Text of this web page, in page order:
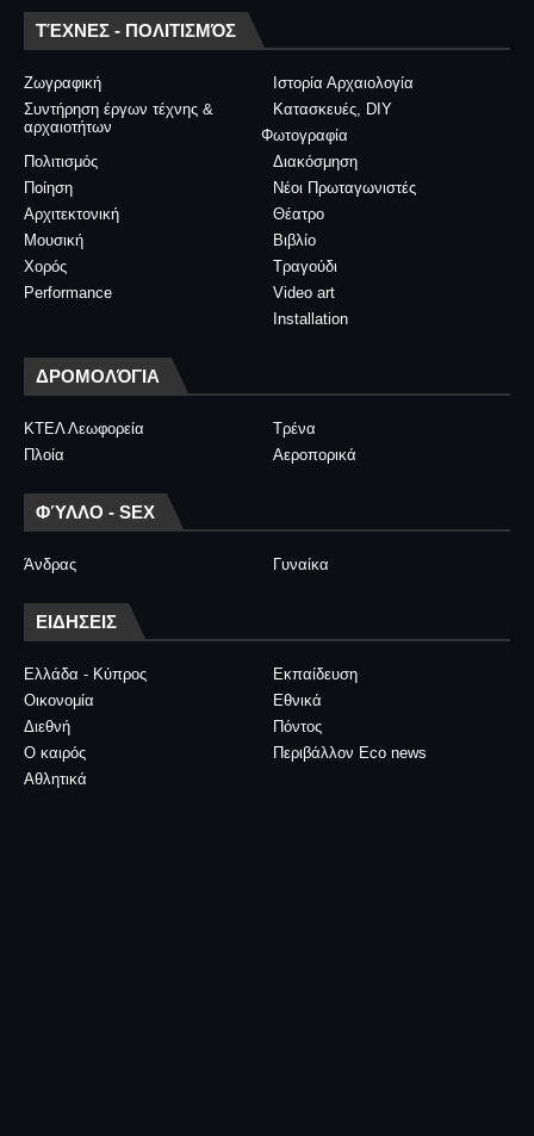
ΤΈΧΝΕΣ - ΠΟΛΙΤΙΣΜΌΣ
Ζωγραφική
Ιστορία Αρχαιολογία
Συντήρηση έργων τέχνης &
αρχαιοτήτων
Κατασκευές, DIY
Φωτογραφία
Διακόσμηση
Πολιτισμός
Νέοι Πρωταγωνιστές
Ποίηση
Θέατρο
Αρχιτεκτονική
Βιβλίο
Μουσική
Τραγούδι
Χορός
Video art
Performance
Installation
ΔΡΟΜΟΛΌΓΙΑ
ΚΤΕΛ Λεωφορεία
Τρένα
Πλοία
Αεροπορικά
ΦΎΛΛΟ - SEX
Άνδρας Γυναίκα
ΕΙΔΗΣΕΙΣ
Ελλάδα - Κύπρος
Εκπαίδευση
Οικονομία
Εθνικά
Διεθνή
Πόντος
Ο καιρός
Περιβάλλον Eco news
Αθλητικά